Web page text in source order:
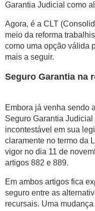
Garantia Judicial como
Agora, é a CLT
meio da reforma
como uma opção válida
mais a seguir.
Seguro Garantia na
Embora já venha sendo
Seguro Garantia
incontestável em sua
claramente no termo da
vigor no dia 11 de
artigos 882 e 889.
Em ambos artigos fica
seguro entre as
recursais. Uma